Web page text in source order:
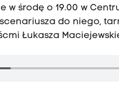
w środę o 19.00 w
do niego,
Łukasza